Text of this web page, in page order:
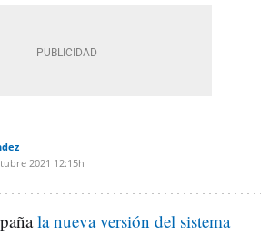
2021 12:15h
la nueva versión del sistema